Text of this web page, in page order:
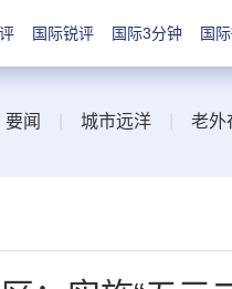
国际锐评 国际3分钟 国
要闻 城市远洋 老外